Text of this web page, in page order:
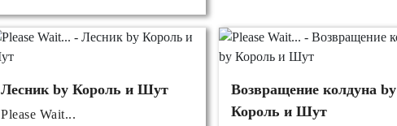
Лесник by Король и Шут
Please Wait...
Возвращение колдуна by
Король и Шут